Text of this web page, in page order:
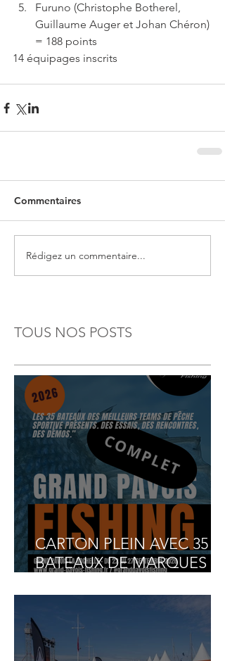
Furuno (Christophe Botherel,
Guillaume Auger et Johan Chéron)
= 188 points
14 équipages inscrits
Commentaires
Rédigez un commentaire...
TOUS NOS POSTS
CARTON PLEIN AVEC 35
BATEAUX DE MARQUES
PAVOIS FISHING 2026 ET 2
BATEAUX COMPÉTITION
PARTENAIRES INVITÉS !